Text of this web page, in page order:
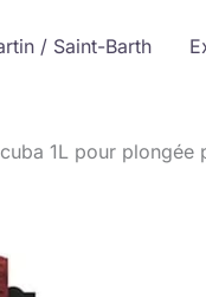
/ Saint-Barth
1L pour plongée